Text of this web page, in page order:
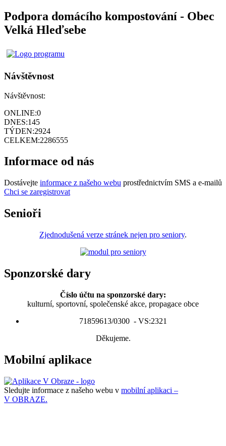
Podpora domácího kompostování - Obec
Velká Hleďsebe
Návštěvnost
Návštěvnost:
ONLINE:0
DNES:145
TÝDEN:2924
CELKEM:2286555
Informace od nás
Dostávejte informace z našeho webu prostřednictvím SMS a e-mailů
Chci se zaregistrovat
Senioři
Zjednodušená verze stránek nejen pro seniory.
Sponzorské dary
Číslo účtu na sponzorské dary:
kulturní, sportovní, společenské akce, propagace obce
71859613/0300 - VS:2321
Děkujeme.
Mobilní aplikace
Sledujte informace z našeho webu v mobilní aplikaci –
V OBRAZE.